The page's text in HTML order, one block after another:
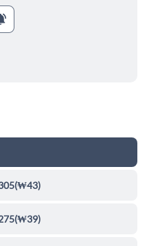
(₩43)
(₩39)